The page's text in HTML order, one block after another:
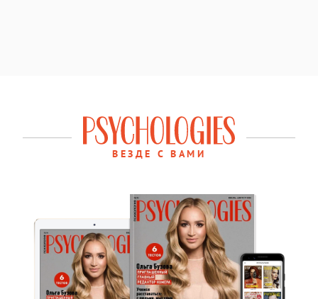
ВЕЗДЕ С ВАМИ